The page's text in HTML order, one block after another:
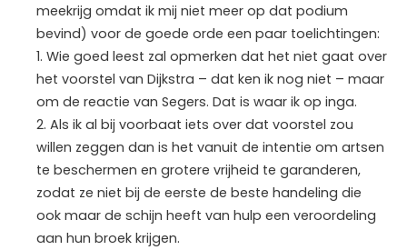
meekrijg omdat ik mij niet meer op dat podium
bevind) voor de goede orde een paar toelichtingen:
1. Wie goed leest zal opmerken dat het niet gaat over
het voorstel van Dijkstra – dat ken ik nog niet – maar
om de reactie van Segers. Dat is waar ik op inga.
2. Als ik al bij voorbaat iets over dat voorstel zou
willen zeggen dan is het vanuit de intentie om artsen
te beschermen en grotere vrijheid te garanderen,
zodat ze niet bij de eerste de beste handeling die
ook maar de schijn heeft van hulp een veroordeling
aan hun broek krijgen.